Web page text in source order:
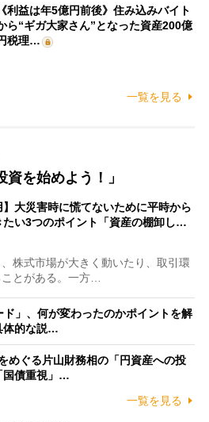
《利益は年5億円前後》住み込みバイト
ら“ギガ大家さん”となった資産200億
税理…
一覧を見る
を始めよう！」
】大災害時に慌てないために平時から
たい3つのポイント「資産の棚卸し…
株式市場が大きく動いたり、取引環
とがある。一方…
」、何が変わったのかポイントを解
体的な説…
めぐる片山財務相の「円資産への投
債重視」…
一覧を見る